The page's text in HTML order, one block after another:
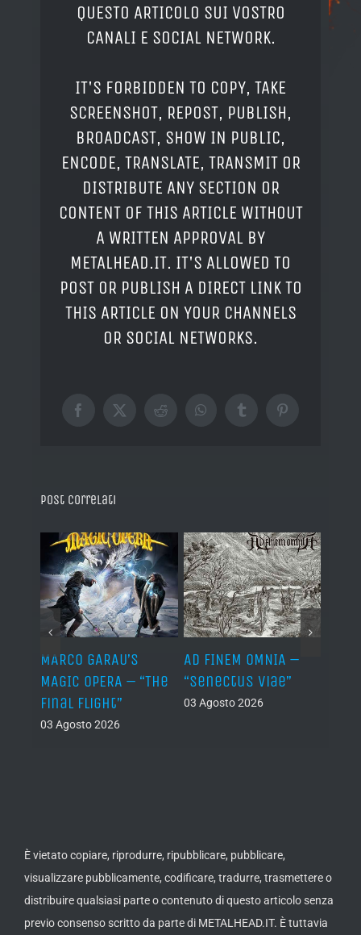
QUESTO ARTICOLO SUI VOSTRO
CANALI E SOCIAL NETWORK.
IT'S FORBIDDEN TO COPY, TAKE
SCREENSHOT, REPOST, PUBLISH,
BROADCAST, SHOW IN PUBLIC,
ENCODE, TRANSLATE, TRANSMIT OR
DISTRIBUTE ANY SECTION OR
CONTENT OF THIS ARTICLE WITHOUT
A WRITTEN APPROVAL BY
METALHEAD.IT. IT'S ALLOWED TO
POST OR PUBLISH A DIRECT LINK TO
THIS ARTICLE ON YOUR CHANNELS
OR SOCIAL NETWORKS.
Facebook
X RedditWhatsAppTumblrPinterest
Post correlati
MARCO GARAU’S
MAGIC OPERA – “The
Final Flight”
03 Agosto 2026
AD FINEM OMNIA –
“Senectus Viae”
03 Agosto 2026
È vietato copiare, riprodurre, ripubblicare, pubblicare,
visualizzare pubblicamente, codificare, tradurre, trasmettere o
distribuire qualsiasi parte o contenuto di questo articolo senza
previo consenso scritto da parte di METALHEAD.IT. È tuttavia